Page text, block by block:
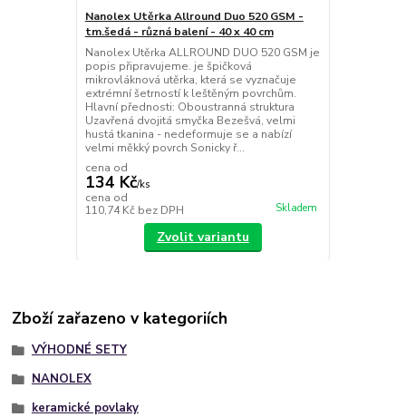
Nanolex Utěrka Allround Duo 520 GSM -
tm.šedá - různá balení - 40 x 40 cm
Nanolex Utěrka ALLROUND DUO 520 GSM je
popis připravujeme. je špičková
mikrovláknová utěrka, která se vyznačuje
extrémní šetrností k leštěným povrchům.
Hlavní přednosti: Oboustranná struktura
Uzavřená dvojitá smyčka Bezešvá, velmi
hustá tkanina - nedeformuje se a nabízí
velmi měkký povrch Sonicky ř...
cena od
134 Kč/ks
cena od
110,74 Kč bez DPH Skladem
Zvolit variantu
Zboží zařazeno v kategoriích
VÝHODNÉ SETY
NANOLEX
keramické povlaky